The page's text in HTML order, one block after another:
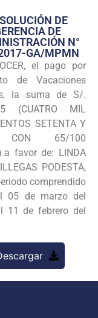
Transparencia
Seguridad
Programas
Intranet
DE
DE
N°
GA/MPMN
el pago por
de Vacaciones
la suma de S/.
(CUATRO MIL
SETENTA Y
CON 65/100
favor de: LINDA
PODESTA,
comprendido
05 de marzo del
11 de febrero del